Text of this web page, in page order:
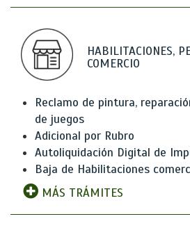
HABILITACIONES,
COMERCIO
Reclamo de pintura,
de juegos
Adicional por Rubro
Autoliquidación Digital de
Baja de Habilitaciones
MÁS TRÁMITES